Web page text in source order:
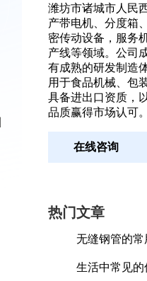
潍坊市诸城市人民
产带电机、分度箱
密传动设备，服务
产线等领域。公司
有成熟的研发制造
用于食品机械、包
具备进出口资质，
品质赢得市场认可。
在线咨询
热门文章
无缝钢管的
生活中常见